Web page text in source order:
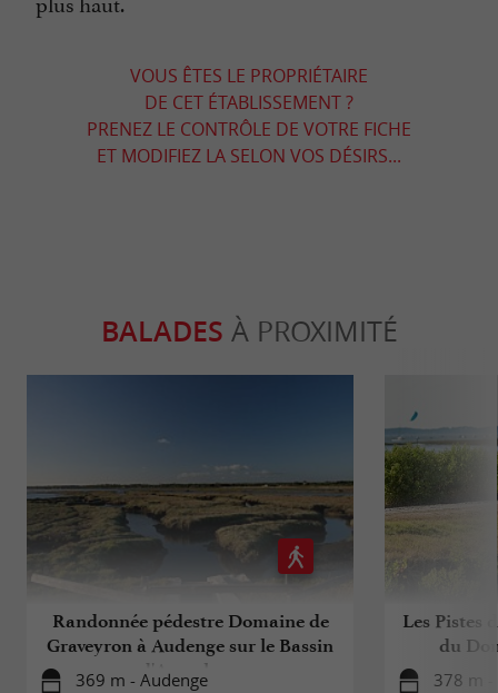
VOUS ÊTES LE PROPRIÉTAIRE
DE CET ÉTABLISSEMENT ?
PRENEZ LE CONTRÔLE DE VOTRE FICHE
ET MODIFIEZ LA SELON VOS DÉSIRS...
BALADES À PROXIMITÉ
Randonnée pédestre Domaine de
Graveyron à Audenge sur le Bassin
d'Arcachon ‎
369 m - Audenge
Les Pistes
du
378 m -